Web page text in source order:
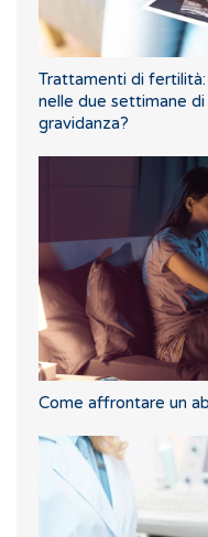
Trattamenti di
nelle due settimane
gravidanza?
Come affrontare un